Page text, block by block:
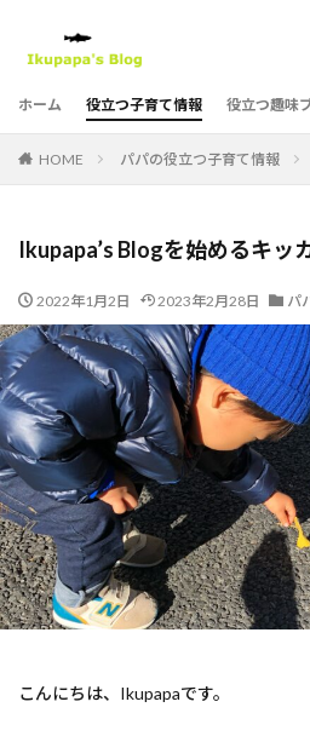
ホーム 役立つ子育て情報 役立つ趣味
HOME パパの役立つ子育て情報
Ikupapa’s Blogを始めるキッ
2022年1月2日 2023年2月28日 パ
こんにちは、Ikupapaです。
タグ
1107 ヨシタケシンスケ
ポケットモンスター
ポケモン
ホンダ
ミッフィー
もう
りんごかもしれない
パンどろ
子育て
忍たま乱太郎 星
湖池屋チップス
漫画
福
絵本
衣服
ひつじのショ
パウ・パトロール
11ぴきの
クレイアニメーション
PIXAR
Suicaのペンギン
アニア
イルイルゴンチル
ウルトラマ
おさるのジョージ
カーズ
ドラゴンクエスト
コアラの
さかざきちはる
シルバニア
スリーポリンキーズ